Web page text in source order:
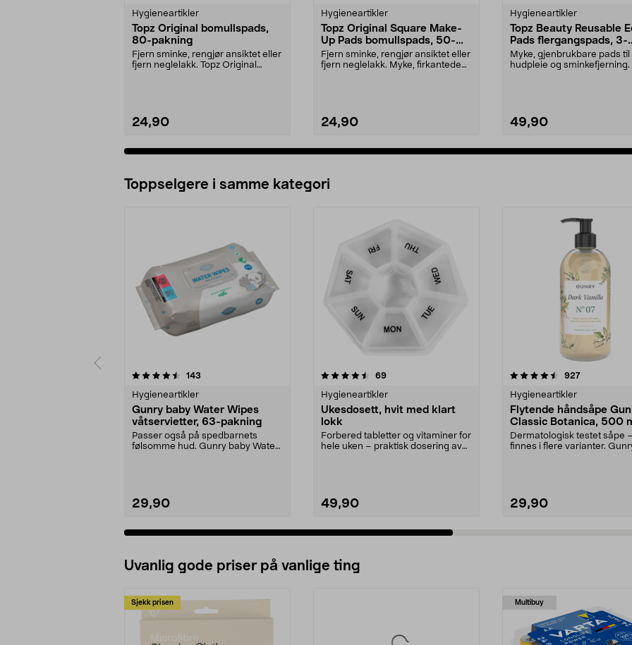
Hygieneartikler
Topz Original bomullspads,
80-pakning
Fjern sminke, rengjør ansiktet eller
fjern neglelakk. Topz Original
24,90
Hygieneartikler
Topz Original Square Make-
Up Pads bomullspads, 50-
pakning
Fjern sminke, rengjør ansiktet eller
fjern neglelakk. Myke, firkantede
24,90
Hygieneartikler
Topz Beauty Reusable
Pads flergangspads, 3-
pakning
Myke, gjenbrukbare pads til
hudpleie og sminkefjerning.
49,90
Toppselgere i samme kategori
143
Hygieneartikler
Gunry baby Water Wipes
våtservietter, 63-pakning
Passer også på spedbarnets
følsomme hud. Gunry baby Water
29,90
4.5 av 5 stjerner 69anmeldelser
Hygieneartikler
Ukesdosett, hvit med klart
lokk
Forbered tabletter og vitaminer for
hele uken – praktisk dosering av
49,90
4.5 av 5 stjerner 927anmeldelser
Hygieneartikler
Flytende håndsåpe
Classic Botanica, 500
Dermatologisk testet såpe –
finnes i flere varianter.
29,90
4.5 av 5 stjerner
Uvanlig gode priser på vanlige ting
Sjekk prisen Multibuy